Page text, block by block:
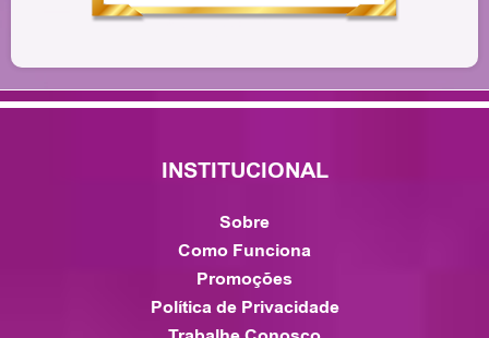
INSTITUCIONAL
Sobre
Como Funciona
Promoções
Política de Privacidade